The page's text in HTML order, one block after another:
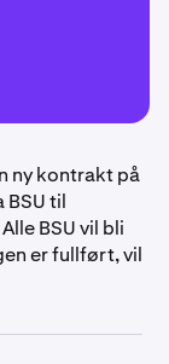
ny kontrakt på
BSU til
BSU vil bli
er fullført, vil